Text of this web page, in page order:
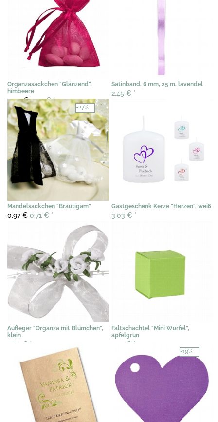
Organzasäckchen "Glänzend",
himbeere
0,40 €0,29 €*
Satinband, 6 mm, 25 m, lavendel
2,45 € *
-27%
Mandelsäckchen "Bräutigam"
0,97 €0,71 € *
Gastgeschenk Kerze "Herzen", weiß
3,03 € *
Aufleger "Organza mit Blümchen",
klein
3,85 € *
Faltschachtel "Mini Würfel",
apfelgrün
0,77 € *
-19%